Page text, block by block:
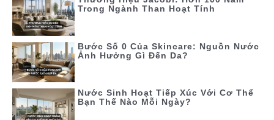
Trong Ngành Than Hoạt Tính
Bước Số 0 Của Skincare: Nguồn Nước
Ảnh Hưởng Gì Đến Da?
Nước Sinh Hoạt Tiếp Xúc Với Cơ Thể
Bạn Thế Nào Mỗi Ngày?